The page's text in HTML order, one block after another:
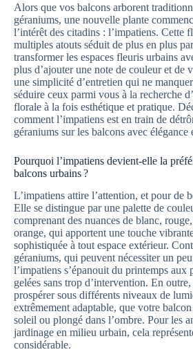
Alors que vos balcons arborent
géraniums, une nouvelle plante
l’intérêt des citadins : l’impatiens. Cette
multiples atouts séduit de plus en plus
transformer les espaces fleuris urbains
plus d’ajouter une note de couleur et de
une simplicité d’entretien qui ne
séduire ceux parmi vous à la recherche
florale à la fois esthétique et pratique.
comment l’impatiens est en train de
géraniums sur les balcons avec élégance
Pourquoi l’impatiens devient-elle la
balcons urbains ?
L’impatiens attire l’attention, et pour de
Elle se distingue par une palette de
comprenant des nuances de blanc,
orange, qui apportent une touche
sophistiquée à tout espace extérieur.
géraniums, qui peuvent nécessiter un
l’impatiens s’épanouit du printemps aux
gelées sans trop d’intervention. En outre,
prospérer sous différents niveaux de
extrêmement adaptable, que votre
soleil ou plongé dans l’ombre. Pour les
jardinage en milieu urbain, cela
considérable.